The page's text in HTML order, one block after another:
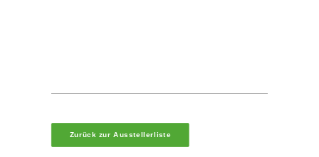
Zurück zur Ausstellerliste